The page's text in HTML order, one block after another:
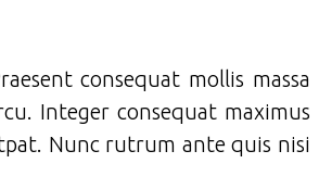
consequat mollis massa
Integer consequat maximus
Nunc rutrum ante quis nisi